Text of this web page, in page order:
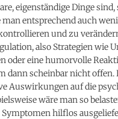
eigenständige Dinge
entsprechend auch
und zu
also Strategien wie
oder eine humorvolle
dann scheinbar nicht
Auswirkungen auf die
wäre man so
Symptomen hilflos